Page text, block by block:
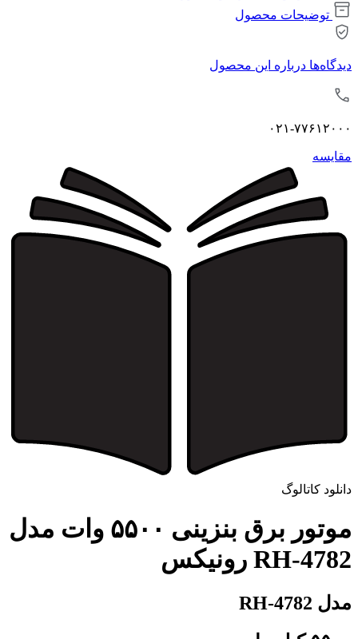
توضیحات محصول
دیدگاه‌ها درباره این محصول
۰۲۱-۷۷۶۱۲۰۰۰
مقايسه
دانلود کاتالوگ
موتور برق بنزینی ۵۵۰۰ وات مدل
RH-4782 رونیکس
مدل RH-4782